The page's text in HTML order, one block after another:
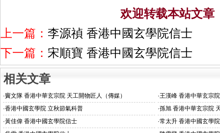
欢迎转载本站文章
上一篇： 李源禎 香港中國玄學院信士
下一篇： 宋順寶 香港中國玄學院信士
相关文章
·竇文隊 香港中華玄宗院 天工開物匠人（傳媒） ·王漢峰 香港中華玄宗
·香港中國玄學院 立秋節氣科普 ·孫旭 香港中華玄宗院
·黃佳偉 香港中國玄學院信士 ·常太升 香港中國玄學